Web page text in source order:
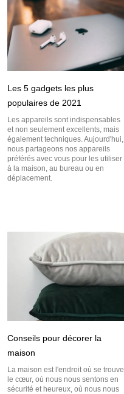
Les 5 gadgets les plus
populaires de 2021
Les appareils sont indispensables
et non seulement excellents, mais
également techniques. Aujourd'hui,
nous partageons nos appareils
préférés avec vous pour les utiliser
à la maison, au bureau ou en
déplacement.
Conseils pour décorer la
maison
La maison est l'endroit où se trouve
le cœur, où nous nous sentons en
sécurité et heureux, où nous nous